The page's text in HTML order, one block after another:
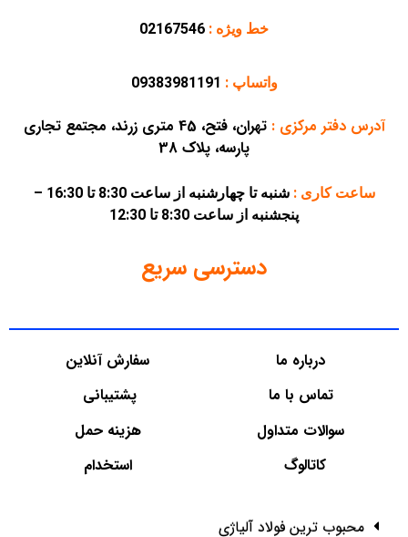
خط ویژه : 02167546
واتساپ : 09383981191
آدرس دفتر مرکزی:
تهران، فتح، 45 متری زرند، مجتمع تجاری
پارسه، پلاک 38
ساعت کاری :
شنبه تا چهارشنبه از ساعت 8:30 تا 16:30 –
پنجشنبه از ساعت 8:30 تا 12:30
دسترسی سریع
درباره ما
تماس با ما
سوالات متداول
کاتالوگ
سفارش آنلاین
پشتیبانی
هزینه حمل
استخدام
محبوب ترین فولاد آلیاژی